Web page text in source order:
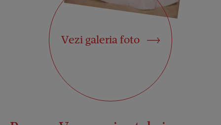
Vezi galeria foto